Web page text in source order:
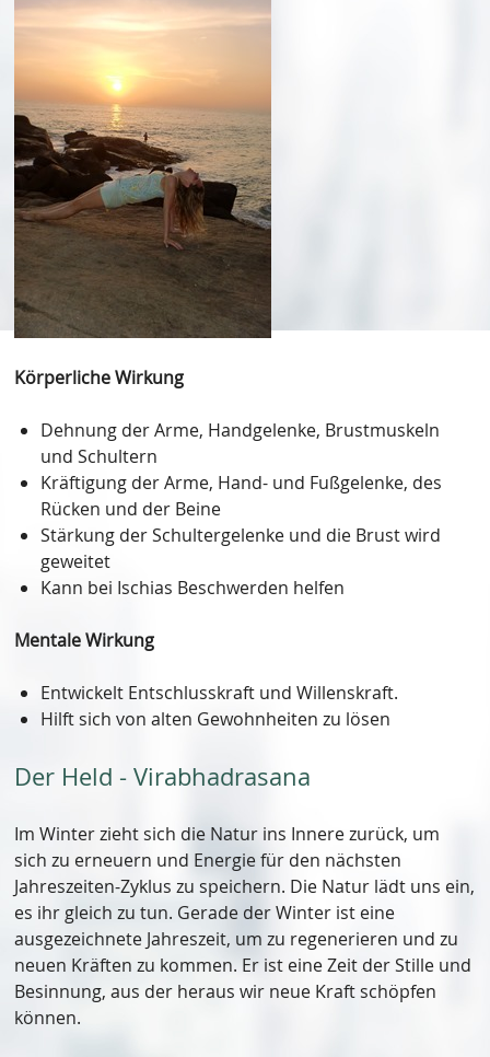
Körperliche Wirkung
Dehnung der Arme, Handgelenke, Brustmuskeln
und Schultern
Kräftigung der Arme, Hand- und Fußgelenke, des
Rücken und der Beine
Stärkung der Schultergelenke und die Brust wird
geweitet
Kann bei Ischias Beschwerden helfen
Mentale Wirkung
Entwickelt Entschlusskraft und Willenskraft.
Hilft sich von alten Gewohnheiten zu lösen
Der Held - Virabhadrasana
Im Winter zieht sich die Natur ins Innere zurück, um
sich zu erneuern und Energie für den nächsten
Jahreszeiten-Zyklus zu speichern. Die Natur lädt uns ein,
es ihr gleich zu tun. Gerade der Winter ist eine
ausgezeichnete Jahreszeit, um zu regenerieren und zu
neuen Kräften zu kommen. Er ist eine Zeit der Stille und
Besinnung, aus der heraus wir neue Kraft schöpfen
können.